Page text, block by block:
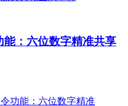
：六位数字精准共享